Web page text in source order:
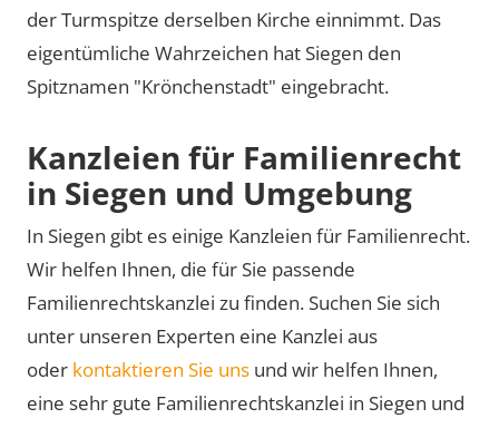
der Turmspitze derselben Kirche einnimmt. Das
eigentümliche Wahrzeichen hat Siegen den
Spitznamen "Krönchenstadt" eingebracht.
Kanzleien für Familienrecht
in Siegen und Umgebung
In Siegen gibt es einige Kanzleien für Familienrecht.
Wir helfen Ihnen, die für Sie passende
Familienrechtskanzlei zu finden. Suchen Sie sich
unter unseren Experten eine Kanzlei aus
oder kontaktieren Sie uns und wir helfen Ihnen,
eine sehr gute Familienrechtskanzlei in Siegen und